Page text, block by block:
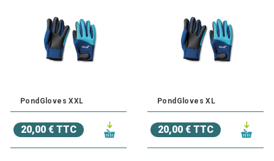
PondGloves XXL
20,00 € TTC
PondGloves XL
20,00 € TTC